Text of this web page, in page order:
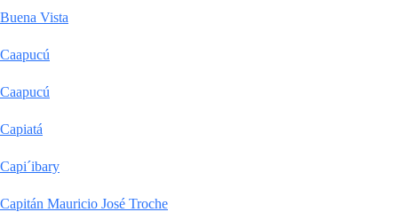
Buena Vista
Caapucú
Caapucú
Capiatá
Capi´ibary
Capitán Mauricio José Troche